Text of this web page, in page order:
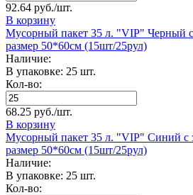
92.64 руб./шт.
В корзину
Мусорный пакет 35 л. "VIP" Черный
размер 50*60см (15шт/25рул)
Наличие:
В упаковке: 25 шт.
Кол-во:
68.25 руб./шт.
В корзину
Мусорный пакет 35 л. "VIP" Синий с
размер 50*60см (15шт/25рул)
Наличие:
В упаковке: 25 шт.
Кол-во: